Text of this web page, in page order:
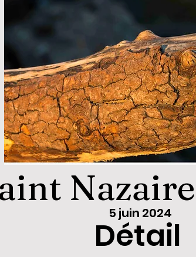
Nazaire
5 juin 2024
Détail